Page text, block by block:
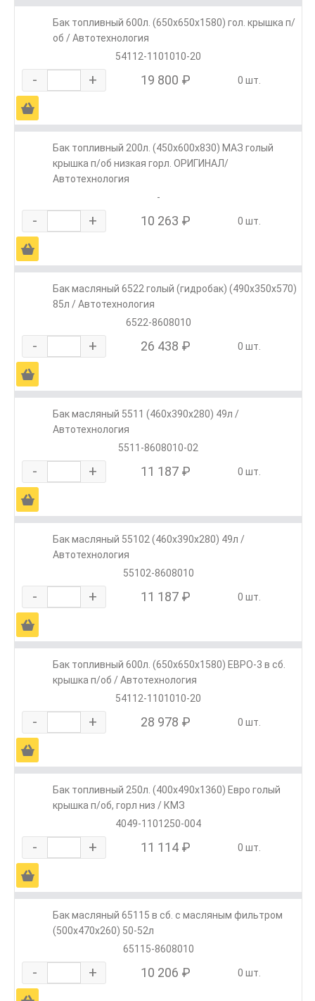
Бак топливный 600л. (650х650х1580) гол. крышка п/
об / Автотехнология
54112-1101010-20
- + 19 800 ₽ 0 шт.
Ä
Бак топливный 200л. (450х600х830) МАЗ голый
крышка п/об низкая горл. ОРИГИНАЛ/
Автотехнология
-
- + 10 263 ₽ 0 шт.
Ä
Бак масляный 6522 голый (гидробак) (490х350х570)
85л / Автотехнология
6522-8608010
- + 26 438 ₽ 0 шт.
Ä
Бак масляный 5511 (460х390х280) 49л /
Автотехнология
5511-8608010-02
- + 11 187 ₽ 0 шт.
Ä
Бак масляный 55102 (460х390х280) 49л /
Автотехнология
55102-8608010
- + 11 187 ₽ 0 шт.
Ä
Бак топливный 600л. (650х650х1580) ЕВРО-3 в сб.
крышка п/об / Автотехнология
54112-1101010-20
- + 28 978 ₽ 0 шт.
Ä
Бак топливный 250л. (400х490х1360) Евро голый
крышка п/об, горл низ / КМЗ
4049-1101250-004
- + 11 114 ₽ 0 шт.
Ä
Бак масляный 65115 в сб. с масляным фильтром
(500х470х260) 50-52л
65115-8608010
- + 10 206 ₽ 0 шт.